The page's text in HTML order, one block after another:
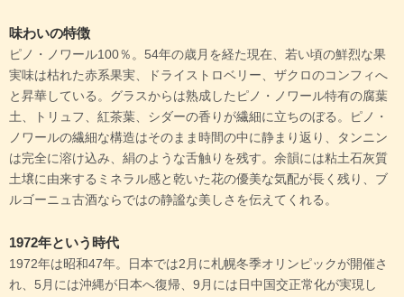
味わいの特徴
ピノ・ノワール100％。54年の歳月を経た現在、若い頃の鮮烈な果
実味は枯れた赤系果実、ドライストロベリー、ザクロのコンフィへ
と昇華している。グラスからは熟成したピノ・ノワール特有の腐葉
土、トリュフ、紅茶葉、シダーの香りが繊細に立ちのぼる。ピノ・
ノワールの繊細な構造はそのまま時間の中に静まり返り、タンニン
は完全に溶け込み、絹のような舌触りを残す。余韻には粘土石灰質
土壌に由来するミネラル感と乾いた花の優美な気配が長く残り、ブ
ルゴーニュ古酒ならではの静謐な美しさを伝えてくれる。
1972年という時代
1972年は昭和47年。日本では2月に札幌冬季オリンピックが開催さ
れ、5月には沖縄が日本へ復帰、9月には日中国交正常化が実現し